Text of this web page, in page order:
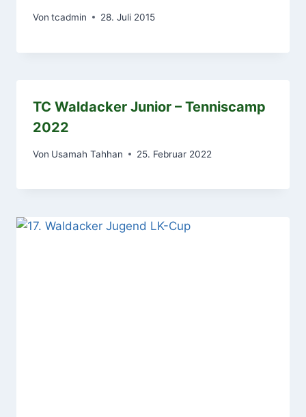
Von tcadmin 28. Juli 2015
TC Waldacker Junior – Tenniscamp
2022
Von Usamah Tahhan 25. Februar 2022